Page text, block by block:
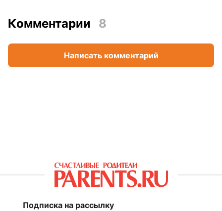
Комментарии 8
Написать комментарий
Подписка на рассылку